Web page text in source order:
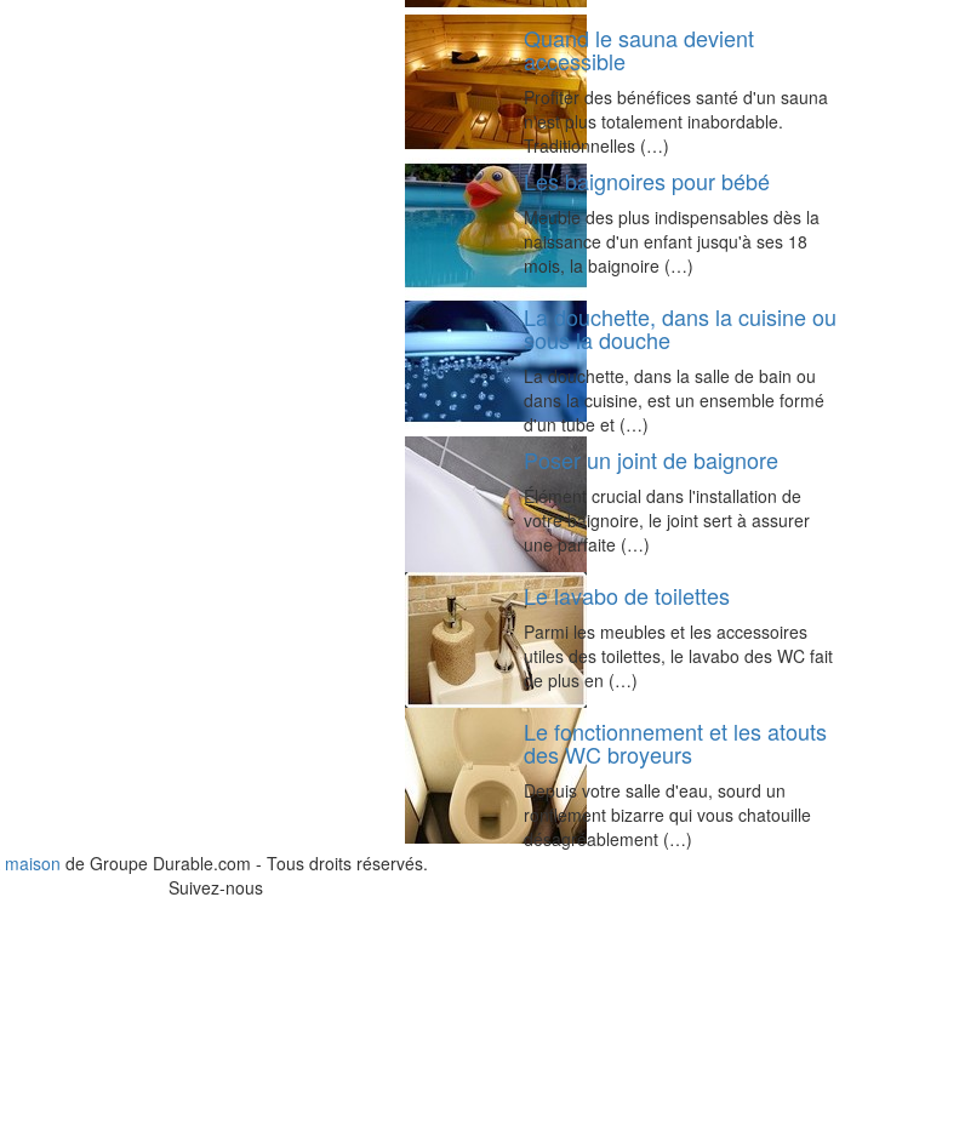
Quand le sauna devient
accessible
Profiter des bénéfices santé d'un sauna
n'est plus totalement inabordable.
Traditionnelles (…)
Les baignoires pour bébé
Meuble des plus indispensables dès la
naissance d'un enfant jusqu'à ses 18
mois, la baignoire (…)
La douchette, dans la cuisine ou
sous la douche
La douchette, dans la salle de bain ou
dans la cuisine, est un ensemble formé
d'un tube et (…)
Poser un joint de baignore
Élément crucial dans l'installation de
votre baignoire, le joint sert à assurer
une parfaite (…)
Le lavabo de toilettes
Parmi les meubles et les accessoires
utiles des toilettes, le lavabo des WC fait
de plus en (…)
Le fonctionnement et les atouts
des WC broyeurs
Depuis votre salle d'eau, sourd un
ronflement bizarre qui vous chatouille
désagréablement (…)
maison de Groupe Durable.com - Tous droits réservés.
Suivez-nous